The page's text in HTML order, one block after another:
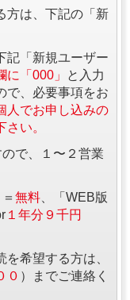
方は、下記の「新
記「新規ユーザー
「000」
と入力
で、必要事項をお
人でお申し込みの
い。
で、１〜２営業
無料 、「WEB版
１年分９千円
希望する方は、
０ ）までご連絡く